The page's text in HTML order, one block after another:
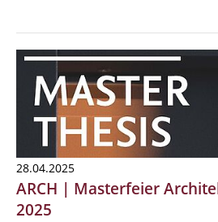
28.04.2025
ARCH | Masterfeier
2025